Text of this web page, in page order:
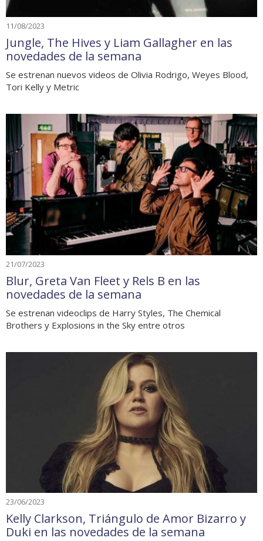
11/08/2023
Jungle, The Hives y Liam Gallagher en las
novedades de la semana
Se estrenan nuevos videos de Olivia Rodrigo, Weyes Blood,
Tori Kelly y Metric
21/07/2023
Blur, Greta Van Fleet y Rels B en las
novedades de la semana
Se estrenan videoclips de Harry Styles, The Chemical
Brothers y Explosions in the Sky entre otros
23/06/2023
Kelly Clarkson, Triángulo de Amor Bizarro y
Duki en las novedades de la semana